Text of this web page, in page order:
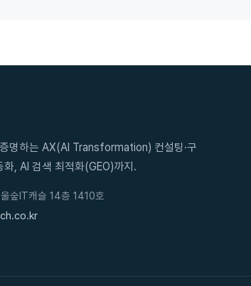
명하는 AX(AI Transformation) 컨설팅·구
, AI 검색 최적화(GEO)까지.
숲IT캐슬 14층 1410호